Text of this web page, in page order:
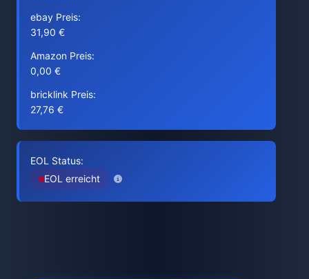
ebay Preis:
31,90 €
Amazon Preis:
0,00 €
bricklink Preis:
27,76 €
EOL Status:
EOL erreicht